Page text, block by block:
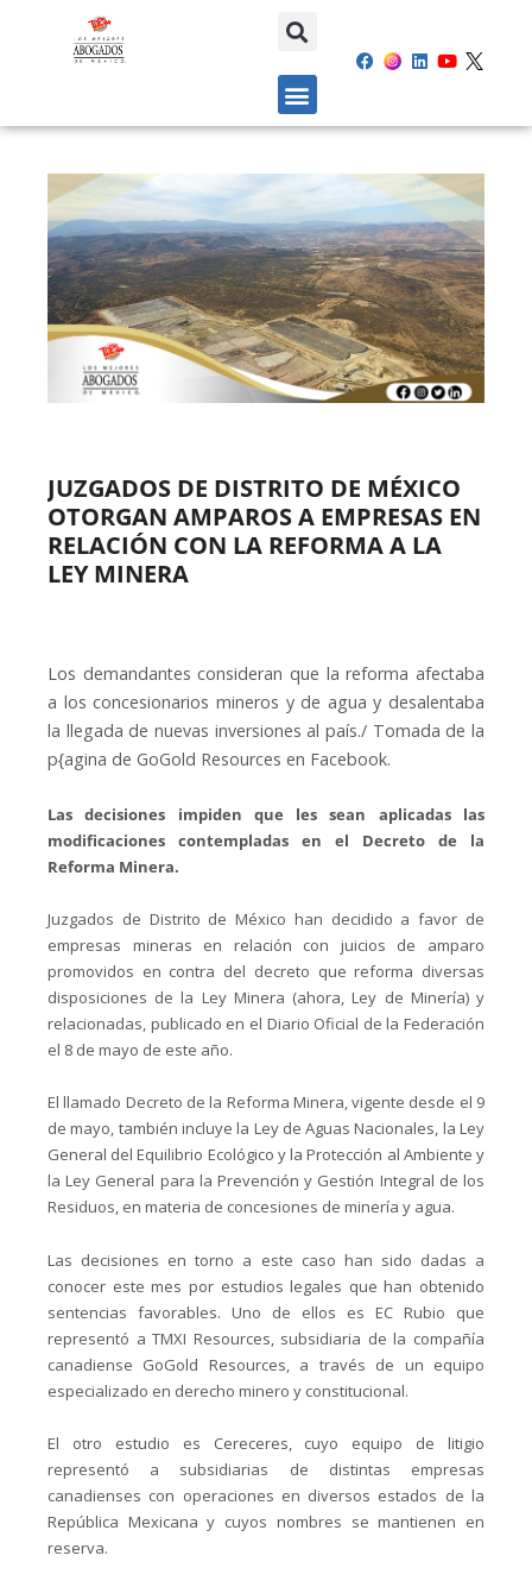
JUZGADOS DE DISTRITO DE MÉXICO
OTORGAN AMPAROS A EMPRESAS EN
RELACIÓN CON LA REFORMA A LA
LEY MINERA
Los demandantes consideran que la reforma afectaba
a los concesionarios mineros y de agua y desalentaba
la llegada de nuevas inversiones al país./ Tomada de la
p{agina de GoGold Resources en Facebook.
Las decisiones impiden que les sean aplicadas las
modificaciones contempladas en el Decreto de la
Reforma Minera.
Juzgados de Distrito de México han decidido a favor de
empresas mineras en relación con juicios de amparo
promovidos en contra del decreto que reforma diversas
disposiciones de la Ley Minera (ahora, Ley de Minería) y
relacionadas, publicado en el Diario Oficial de la Federación
el 8 de mayo de este año.
El llamado Decreto de la Reforma Minera, vigente desde el 9
de mayo, también incluye la Ley de Aguas Nacionales, la Ley
General del Equilibrio Ecológico y la Protección al Ambiente y
la Ley General para la Prevención y Gestión Integral de los
Residuos, en materia de concesiones de minería y agua.
Las decisiones en torno a este caso han sido dadas a
conocer este mes por estudios legales que han obtenido
sentencias favorables. Uno de ellos es EC Rubio que
representó a TMXI Resources, subsidiaria de la compañía
canadiense GoGold Resources, a través de un equipo
especializado en derecho minero y constitucional.
El otro estudio es Cereceres, cuyo equipo de litigio
representó a subsidiarias de distintas empresas
canadienses con operaciones en diversos estados de la
República Mexicana y cuyos nombres se mantienen en
reserva.